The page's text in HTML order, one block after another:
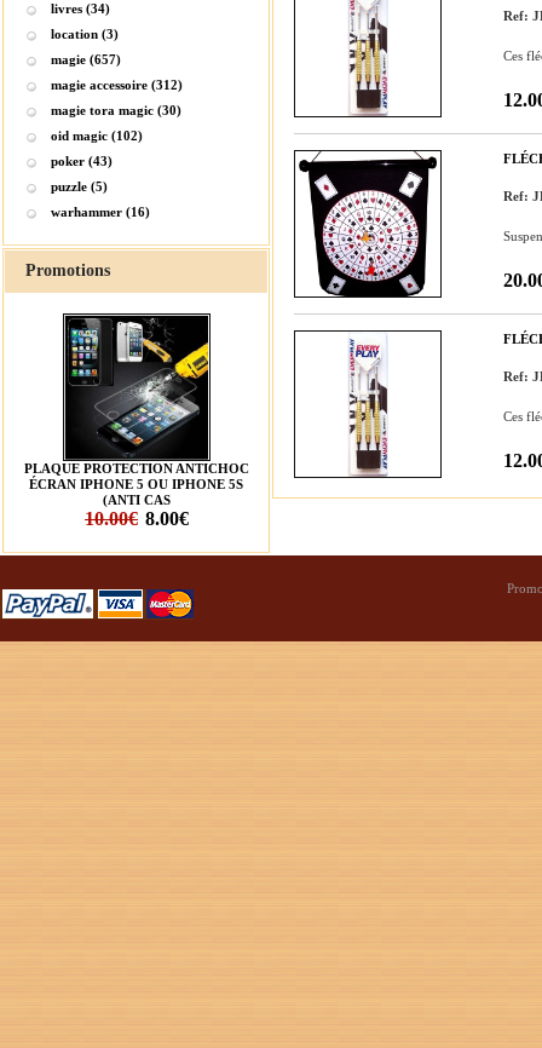
livres (34)
location (3)
magie (657)
magie accessoire (312)
magie tora magic (30)
oid magic (102)
poker (43)
puzzle (5)
warhammer (16)
Promotions
PLAQUE PROTECTION ANTICHOC
ÉCRAN IPHONE 5 OU IPHONE 5S
(ANTI CAS
10.00€ 8.00€
Ref:
Ces
Ref:
Ref:
Ces